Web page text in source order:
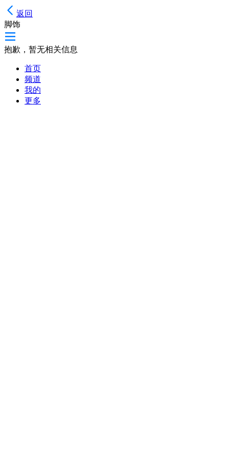
返回
脚饰
抱歉，暂无相关信息
首页
频道
我的
更多